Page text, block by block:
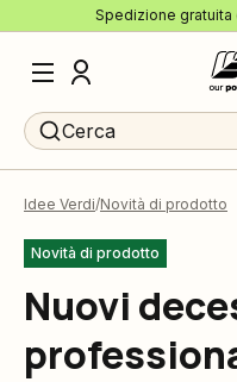
Spedizione gratuita
Cerca
Idee Verdi Novità di prodotto
Novità di prodotto
Nuovi